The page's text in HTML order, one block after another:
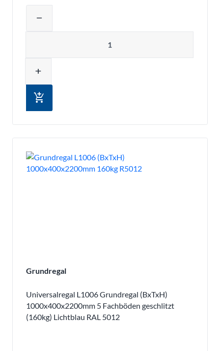
remove
add
add_shopping_cart
Grundregal
Universalregal L1006 Grundregal (BxTxH)
1000x400x2200mm 5 Fachböden geschlitzt
(160kg) Lichtblau RAL 5012